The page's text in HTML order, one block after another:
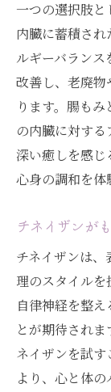
一つの選択肢と
内臓に蓄積さ
ルギーバランス
改善し、老廃物
ります。腸も
の内臓に対す
深い癒しを感じ
心身の調和を体
チネイザンが
チネイザンは
理のスタイルを
自律神経を整
とが期待され
ネイザンを試
より、心と体